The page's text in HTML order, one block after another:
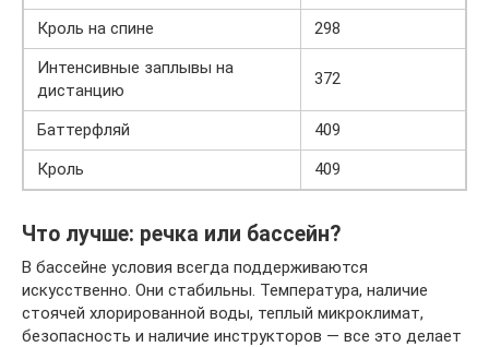
Кроль на спине
298
Интенсивные заплывы на
дистанцию
372
Баттерфляй
409
Кроль
409
Что лучше: речка или бассейн?
В бассейне условия всегда поддерживаются
искусственно. Они стабильны. Температура, наличие
стоячей хлорированной воды, теплый микроклимат,
безопасность и наличие инструкторов — все это делает